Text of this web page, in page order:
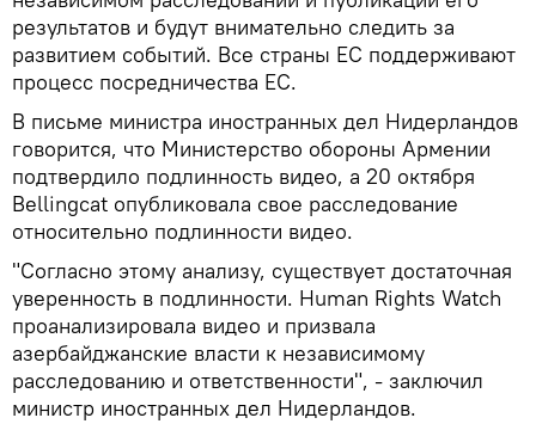
результатов и будут внимательно следить за
развитием событий. Все страны ЕС поддерживают
процесс посредничества ЕС.
В письме министра иностранных дел Нидерландов
говорится, что Министерство обороны Армении
подтвердило подлинность видео, а 20 октября
Bellingcat опубликовала свое расследование
относительно подлинности видео.
"Согласно этому анализу, существует достаточная
уверенность в подлинности. Human Rights Watch
проанализировала видео и призвала
азербайджанские власти к независимому
расследованию и ответственности", - заключил
министр иностранных дел Нидерландов.